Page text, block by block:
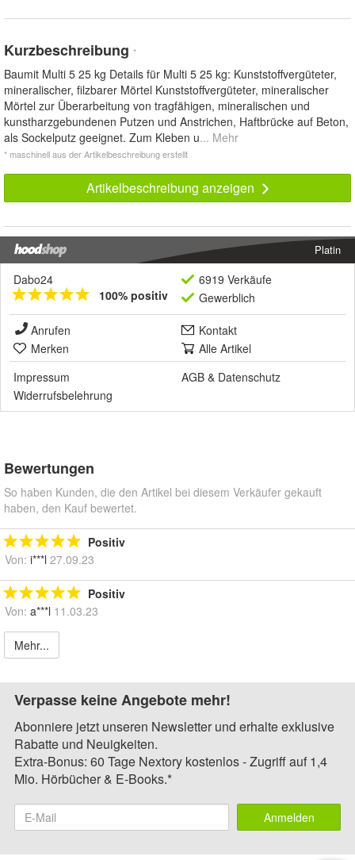
Kurzbeschreibung *
Baumit Multi 5 25 kg Details für Multi 5 25 kg: Kunststoffvergüteter,
mineralischer, filzbarer Mörtel Kunststoffvergüteter, mineralischer
Mörtel zur Überarbeitung von tragfähigen, mineralischen und
kunstharzgebundenen Putzen und Anstrichen, Haftbrücke auf Beton,
als Sockelputz geeignet. Zum Kleben u... Mehr
* maschinell aus der Artikelbeschreibung erstellt
Artikelbeschreibung anzeigen
Platin
Dabo24
100% positiv
6919 Verkäufe
Gewerblich
Anrufen
Kontakt
Merken
Alle Artikel
Impressum
AGB & Datenschutz
Widerrufsbelehrung
Bewertungen
So haben Kunden, die den Artikel bei diesem Verkäufer gekauft
haben, den Kauf bewertet.
Positiv
Von: i***l 27.09.23
Positiv
Von: a***l 11.03.23
Mehr...
Verpasse keine Angebote mehr!
Abonniere jetzt unseren Newsletter und erhalte exklusive
Rabatte und Neuigkeiten.
Extra-Bonus: 60 Tage Nextory kostenlos - Zugriff auf 1,4
Mio. Hörbücher & E-Books.*
Anmelden